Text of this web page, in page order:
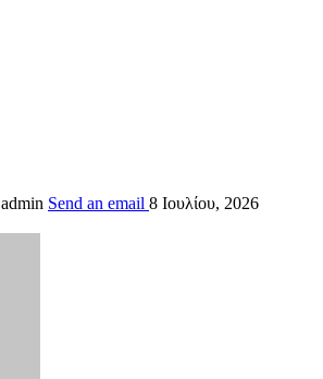
admin Send an email 8 Ιουλίου, 2026